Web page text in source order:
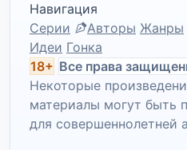
Навигация
Серии
Авторы Жанры
Идеи Гонка
18+ Все права
Некоторые
материалы могут быть
для совершеннолетней